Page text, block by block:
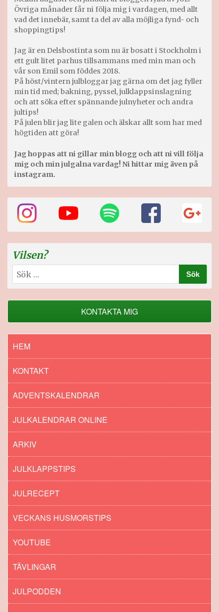
Övriga månader får ni följa mig i vardagen, med allt
vad det innebär, samt ta del av alla möjliga fynd- och
shoppingtips!
Jag är en Delsbostinta som nu är bosatt i Stockholm i
ett gult litet parhus tillsammans med min man och
vår son Emil som föddes 2018.
På höst/vintern julbloggar jag gärna om det jag fyller
min tid med; bakning, pyssel, julklappsinslagning
och att söka efter spännande julnyheter och andra
jultips!
På julen blir jag lite galen och älskar allt som har med
högtiden att göra!
Jag hoppas att ni gillar min blogg och att ni vill följa
mig och min julgalna vardag! Ni hittar mig även på
instagram.
Vilsen?
Sök
efter:
KONTAKTA MIG
HEM
KONTAKT
ADVENTSKALENDRAR
JULKALENDRAR ONLINE
ARKIV
JULKLAPPSTIPS
JULRECEPT
VECKANS HUSMORSTIPS
YOUTUBE
TÄVLINGAR
JULPODDEN